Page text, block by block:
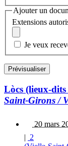
Ajouter un
Extensions
Je veux
Lòcs (lieux-
Saint-Girons /
20 mars
| 2